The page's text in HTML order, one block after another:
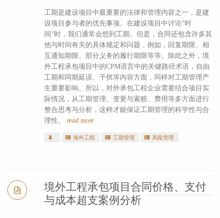
工期是建设项目中最重要的法律和管理内容之一，是建
设项目参与者的优先事项。在建设项目中讨论“时
间”时，我们通常会想到工期。但是，合同还包含许多其
他与时间有关的具体规定和问题，例如，回复期限、相
互通知期限、部分义务的履行期限等等。除此之外，境
外工程承包项目中的CPM语言中的关键路径术语，自由
工期和同期延误、干扰等内容方面，同样对工期管理产
生重要影响。所以，对外承包工程企业需要结合项目实
际情况，从工期管理、变更与索赔、费用等多方面进行
整合思考与分析，这样才能保证工期管理的科学性与合
理性。 read more
海外工程 工期管理 风险管理
境外工程承包项目合同价格、支付
与成本超支案例分析